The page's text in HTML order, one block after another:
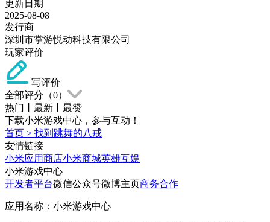
更新日期
2025-08-08
发行商
深圳市掌游悦动科技有限公司
玩家评价
写评价
全部评分（0）
热门
最新
最赞
下载小米游戏中心，参与互动！
首页 > 找到跳舞的八戒
友情链接
小米应用商店小米商城英雄互娱
小米游戏中心
开发者平台微信公众号微博主页商务合作
应用名称：小米游戏中心